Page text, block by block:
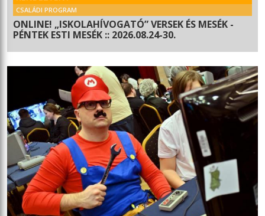
CSALÁDI PROGRAM
ONLINE! „ISKOLAHÍVOGATÓ” VERSEK ÉS MESÉK -
PÉNTEK ESTI MESÉK :: 2026.08.24-30.